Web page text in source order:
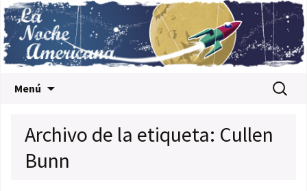
Menú Buscar:
Archivo de la etiqueta: Cullen
Bunn